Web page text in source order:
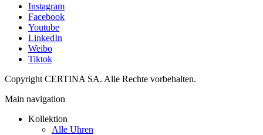
Instagram
Facebook
Youtube
LinkedIn
Weibo
Tiktok
Copyright CERTINA SA. Alle Rechte vorbehalten.
Main navigation
Kollektion
Alle Uhren